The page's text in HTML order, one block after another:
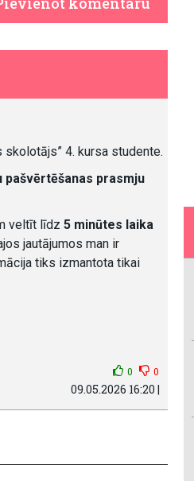
skolotājs” 4. kursa studente.
pašvērtēšanas prasmju
veltīt līdz 5 minūtes laika
jautājumos man ir
tiks izmantota tikai
0 0
09.05.2026 16:20 |